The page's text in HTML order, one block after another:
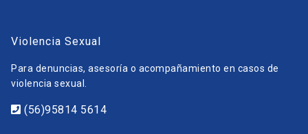
Violencia Sexual
Para denuncias, asesoría o acompañamiento en casos de
violencia sexual.
(56)95814 5614